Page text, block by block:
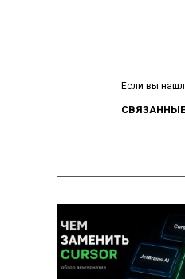
Если вы